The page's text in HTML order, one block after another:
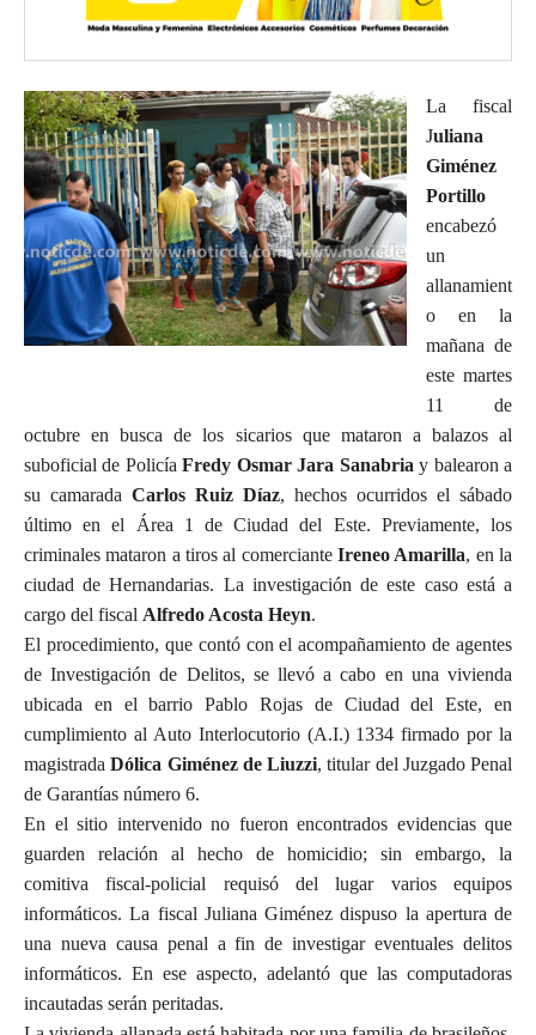
La fiscal
Juliana
Giménez
Portillo
encabezó
un
allanamient
o en la
mañana de
este martes
11 de
octubre en busca de los sicarios que mataron a balazos al
suboficial de PolicíaFredy Osmar Jara Sanabria y balearon a
su camarada Carlos Ruiz Díaz, hechos ocurridos el sábado
último en el Área 1 de Ciudad del Este. Previamente, los
criminales mataron a tiros al comerciante Ireneo Amarilla, en la
ciudad de Hernandarias. La investigación de este caso está a
cargo del fiscal Alfredo Acosta Heyn.
El procedimiento, que contó con el acompañamiento de agentes
de Investigación de Delitos, se llevó a cabo en una vivienda
ubicada en el barrio Pablo Rojas de Ciudad del Este, en
cumplimiento al Auto Interlocutorio (A.I.) 1334 firmado por la
magistradaDólica Giménez de Liuzzi, titular del Juzgado Penal
de Garantías número 6.
En el sitio intervenido no fueron encontrados evidencias que
guarden relación al hecho de homicidio; sin embargo, la
comitiva fiscal-policial requisó del lugar varios equipos
informáticos. La fiscal Juliana Giménez dispuso la apertura de
una nueva causa penal a fin de investigar eventuales delitos
informáticos. En ese aspecto, adelantó que las computadoras
incautadas serán peritadas.